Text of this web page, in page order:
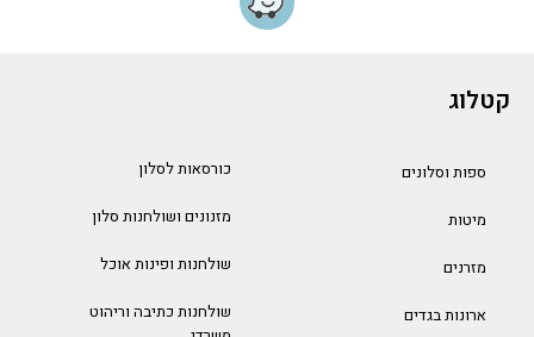
קטלוג
ספות וסלונים
מיטות
מזרנים
ארונות בגדים
כורסאות לסלון
מזנונים ושולחנות סלון
שולחנות ופינות אוכל
שולחנות כתיבה וריהוט